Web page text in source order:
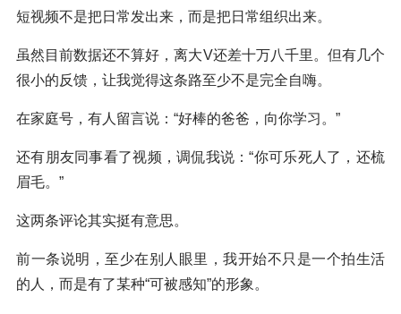
短视频不是把日常发出来，而是把日常组织出来。
虽然目前数据还不算好，离大V还差十万八千里。但有几个
很小的反馈，让我觉得这条路至少不是完全自嗨。
在家庭号，有人留言说：“好棒的爸爸，向你学习。”
还有朋友同事看了视频，调侃我说：“你可乐死人了，还梳
眉毛。”
这两条评论其实挺有意思。
前一条说明，至少在别人眼里，我开始不只是一个拍生活
的人，而是有了某种“可被感知”的形象。